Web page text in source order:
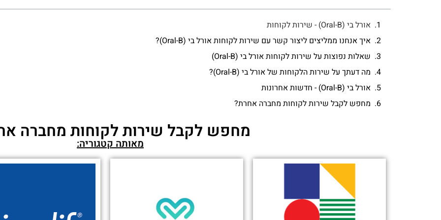
אורל בי (Oral-B) - שירות לקוחות
איך אנחנו ממליצים ליצור קשר עם שירות לקוחות אורל בי (Oral-B)?
שאלות נפוצות על שירות לקוחות אורל בי (Oral-B)
מה דעתך על שירות הלקוחות של אורל בי (Oral-B)?
אורל בי (Oral-B) - חדשות אחרונות
מחפש לקבל שירות לקוחות מחברה אחרת?
מחפש לקבל שירות לקוחות מחברה
מאותה קטגוריה: